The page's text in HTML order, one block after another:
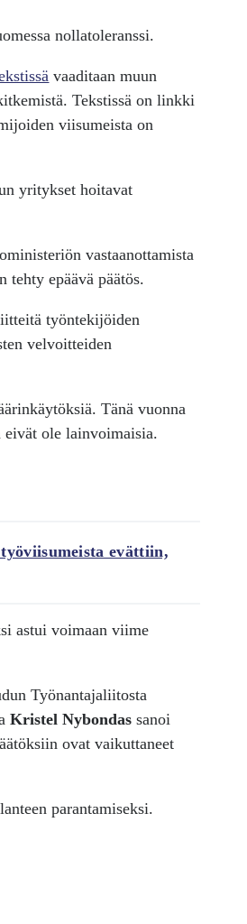
nollatoleranssi.
vaaditaan muun
Tekstissä on linkki
viisumeista on
yritykset hoitavat
vastaanottamista
epäävä päätös.
työntekijöiden
velvoitteiden
Tänä vuonna
eivät ole lainvoimaisia.
evättiin,
astui voimaan viime
Työnantajaliitosta
Kristel Nybondassanoi
ovat vaikuttaneet
parantamiseksi.